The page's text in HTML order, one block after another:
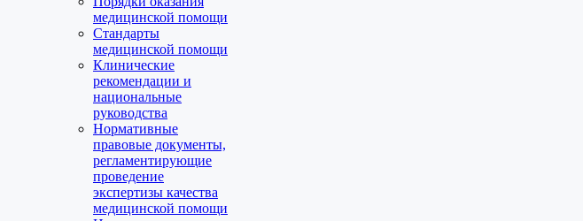
медицинской помощи
Стандарты
медицинской помощи
Клинические
рекомендации и
национальные
руководства
Нормативные
правовые документы,
регламентирующие
проведение
экспертизы качества
медицинской помощи